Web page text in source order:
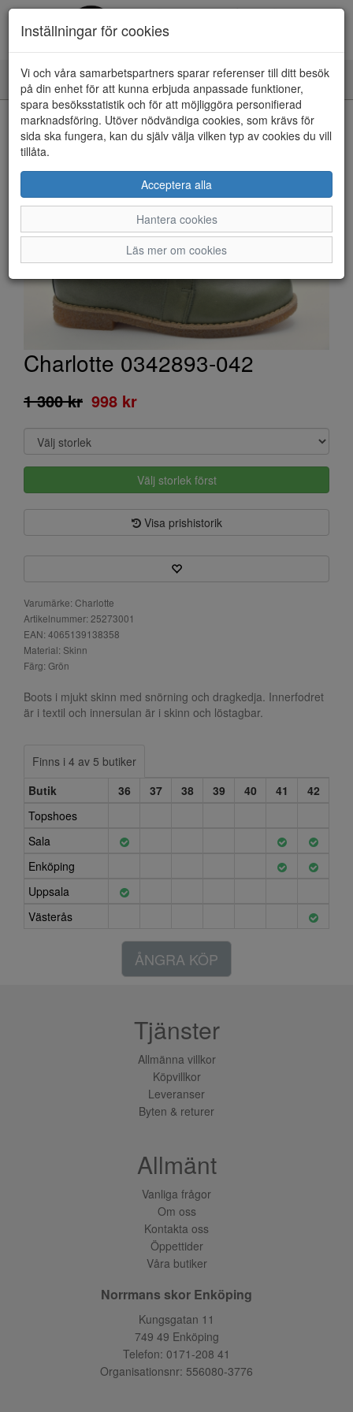
Toggle
navigation
HEM
Charlotte 0342893-042
1 300 kr 998 kr
Välj storlek först
Visa prishistorik
Varumärke: Charlotte
Artikelnummer: 25273001
EAN: 4065139138358
Material: Skinn
Färg: Grön
Boots i mjukt skinn med snörning och dragkedja. Innerfodret
är i textil och innersulan är i skinn och löstagbar.
Finns i 4 av 5 butiker
Butik
36 37 38 39 40 41
42
Topshoes
Sala
Enköping
Uppsala
Västerås
ÅNGRA KÖP
Inställningar för cookies
Vi och våra samarbetspartners sparar referenser till ditt besök
på din enhet för att kunna erbjuda anpassade funktioner,
spara besöksstatistik och för att möjliggöra personifierad
marknadsföring. Utöver nödvändiga cookies, som krävs för
sida ska fungera, kan du själv välja vilken typ av cookies du vill
tillåta.
Acceptera alla
Hantera cookies
Läs mer om cookies
Tjänster
Allmänna villkor
Köpvillkor
Leveranser
Byten & returer
Allmänt
Vanliga frågor
Om oss
Kontakta oss
Öppettider
Våra butiker
Norrmans skor Enköping
Kungsgatan 11
749 49 Enköping
Telefon: 0171-208 41
Organisationsnr: 556080-3776